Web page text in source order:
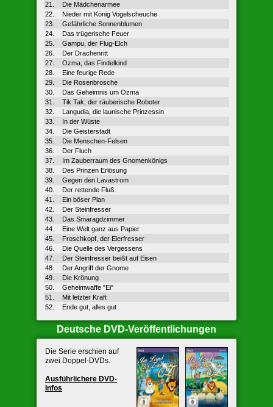
21.
Die Mädchenarmee
22.
Nieder mit König Vogelscheuche
23.
Gefährliche Sonnenblumen
24.
Das trügerische Feuer
25.
Gampu, der Flug-Elch
26.
Der Drachenritt
27.
Ozma, das Findelkind
28.
Eine feurige Rede
29.
Die Rosenbrosche
30.
Das Geheimnis um Ozma
31.
Tik Tak, der räuberische Roboter
32.
Langudia, die launische Prinzessin
33.
In der Wüste
34.
Die Geisterstadt
35.
Die Menschen-Felsen
36.
Der Fluch
37.
Im Zauberraum des Gnomenkönigs
38.
Des Prinzen Erlösung
39.
Gegen den Lavastrom
40.
Der rettende Fluß
41.
Ein böser Plan
42.
Der Steinfresser
43.
Das Smaragdzimmer
44.
Eine Welt ganz aus Papier
45.
Froschkopf, der Eierfresser
46.
Die Quelle des Vergessens
47.
Der Steinfresser beißt auf Eisen
48.
Der Angriff der Gnome
49.
Die Krönung
50.
Geheimwaffe "Ei"
51.
Mit letzter Kraft
52.
Ende gut, alles gut
Deutsche DVD-Veröffentlichungen
Die Serie erschien auf
zwei Doppel-DVDs.
Ausführ­lichere DVD-
Infos